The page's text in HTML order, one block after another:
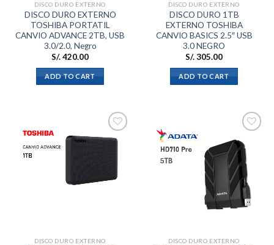
DISCO DURO EXTERNO
DISCO DURO EXTERNO
TOSHIBA PORTATIL
CANVIO ADVANCE 2TB, USB
3.0/2.0, Negro
S/.420.00
ADD TO CART
DISCO DURO EXTERNO
DISCO DURO 1TB
EXTERNO TOSHIBA
CANVIO BASICS 2.5″ USB
3.0 NEGRO
S/.305.00
ADD TO CART
Añadir
a la
lista de
DISCO DURO EXTERNO
Añadir
a la
lista de
deseos
DISCO DURO EXTERNO